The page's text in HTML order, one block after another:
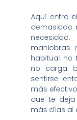
Aquí entra
demasiado
maniobras
habitual no
no carga
sentirse
más
que te
más días al